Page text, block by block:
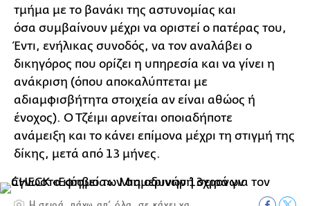
τμήμα με το βανάκι της αστυνομίας και
όσα συμβαίνουν μέχρι να οριστεί ο πατέρας του,
Έντι, ενήλικας συνοδός, να τον αναλάβει ο
δικηγόρος που ορίζει η υπηρεσία και να γίνει η
ανάκριση (όπου αποκαλύπτεται με
αδιαμφισβήτητα στοιχεία αν είναι αθώος ή
ένοχος). Ο Τζέιμι αρνείται οποιαδήποτε
ανάμειξη και το κάνει επίμονα μέχρι τη στιγμή της
δίκης, μετά από 13 μήνες.